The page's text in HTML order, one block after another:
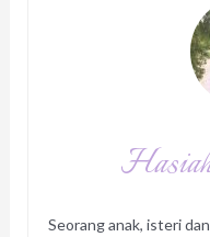
Seorang anak, isteri